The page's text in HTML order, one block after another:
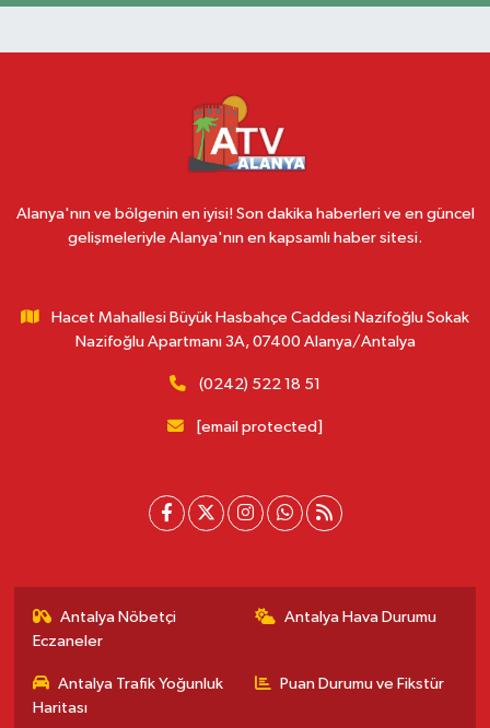
Alanya'nın ve bölgenin en iyisi! Son dakika haberleri ve en güncel
gelişmeleriyle Alanya'nın en kapsamlı haber sitesi.
Hacet Mahallesi Büyük Hasbahçe Caddesi Nazifoğlu Sokak
Nazifoğlu Apartmanı 3A, 07400 Alanya/Antalya
(0242) 522 18 51
[email protected]
Antalya Nöbetçi
Eczaneler
Antalya Hava Durumu
Antalya Trafik Yoğunluk
Haritası
Puan Durumu ve Fikstür